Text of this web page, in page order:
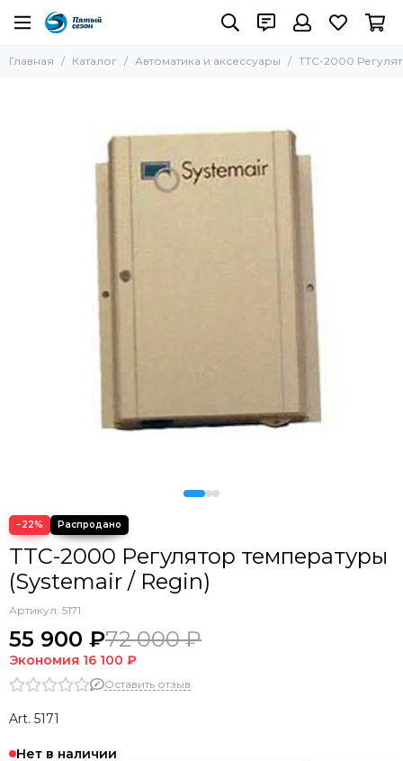
Главная Каталог Автоматика и аксессуары TTC-2000
−22%
TTC-2000 Регулятор температуры
(Systemair / Regin)
Артикул: 5171
55 900 ₽72 000 ₽
Экономия 16 100 ₽
Оставить отзыв
Art. 5171
Нет в наличии